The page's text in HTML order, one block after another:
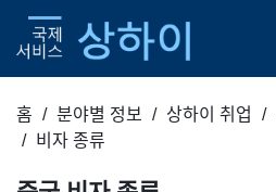
홈 분야별 정보 상하이 취업
비자 종류